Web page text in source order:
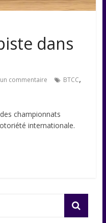
dans
commentaire BTCC,
championnats
internationale.